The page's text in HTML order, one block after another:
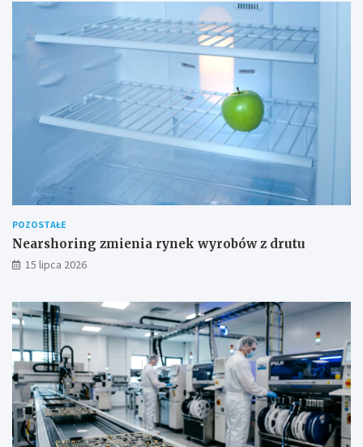
POZOSTAŁE
Nearshoring zmienia rynek wyrobów z drutu
15 lipca 2026